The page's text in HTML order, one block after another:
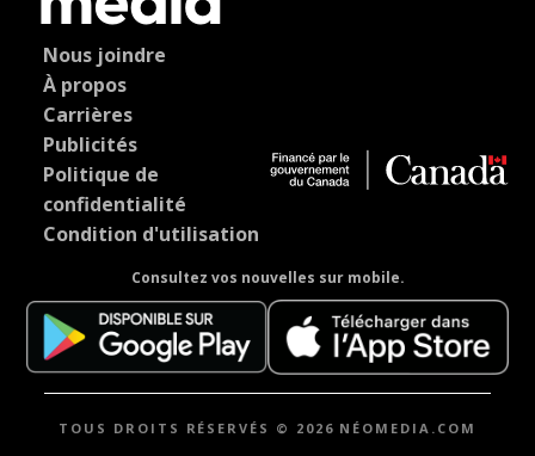
Nous joindre
À propos
Carrières
Publicités
Politique de
confidentialité
Condition d'utilisation
Consultez vos nouvelles sur mobile.
TOUS DROITS RÉSERVÉS © 2026 NÉOMEDIA.COM